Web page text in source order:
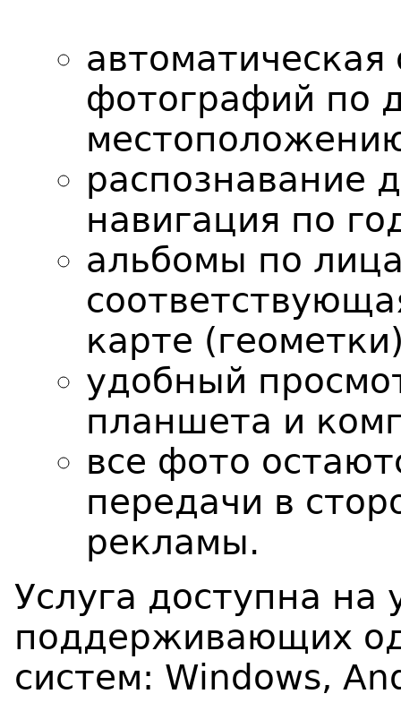
автоматическая
фотографий по
распознавание
навигация по
альбомы по
карте
удобный
планшета и
все фото
передачи в
рекламы.
Услуга доступна на
поддерживающих
систем: Windows,